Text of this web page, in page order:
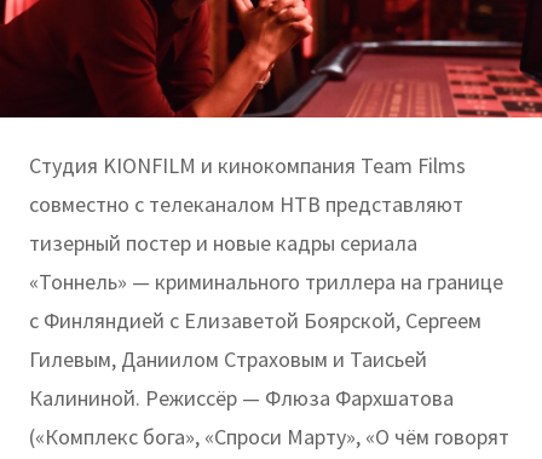
Студия KIONFILM и кинокомпания Team Films
совместно с телеканалом НТВ представляют
тизерный постер и новые кадры сериала
«Тоннель» — криминального триллера на границе
с Финляндией с Елизаветой Боярской, Сергеем
Гилевым, Даниилом Страховым и Таисьей
Калининой. Режиссёр — Флюза Фархшатова
(«Комплекс бога», «Спроси Марту», «О чём говорят